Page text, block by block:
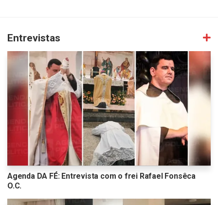
Entrevistas
Agenda DA FÉ: Entrevista com o frei Rafael Fonsêca
O.C.